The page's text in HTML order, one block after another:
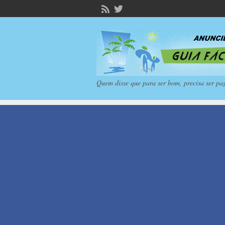
Quem disse que para ser bom, precisa ser